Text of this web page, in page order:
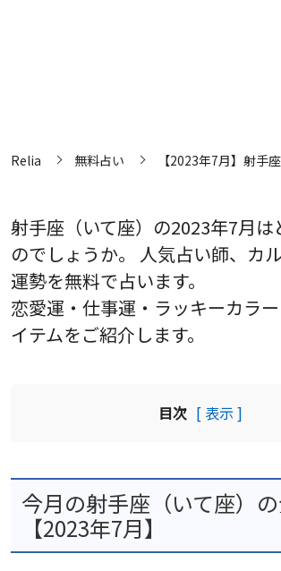
Relia 無料占い 【2023年7月】射手
射手座（いて座）の2023年7月は
のでしょうか。 人気占い師、カ
運勢を無料で占います。
恋愛運・仕事運・ラッキーカラ
イテムをご紹介します。
目次 [ 表示 ]
今月の射手座（いて座）
【2023年7月】